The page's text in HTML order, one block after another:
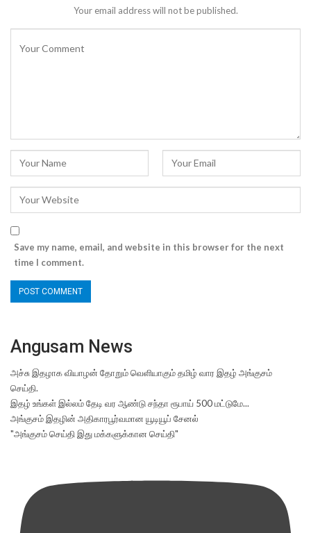
Your email address will not be published.
Save my name, email, and website in this browser for the next
time I comment.
Angusam News
அச்சு இதழாக வியாழன் தோறும் வெளியாகும் தமிழ் வார இதழ் அங்குசம்
செய்தி.
இதழ் உங்கள் இல்லம் தேடி வர ஆண்டு சந்தா ரூபாய் 500 மட்டுமே...
அங்குசம் இதழின் அதிகாரபூர்வமான யூடியூப் சேனல்
"அங்குசம் செய்தி இது மக்களுக்கான செய்தி"